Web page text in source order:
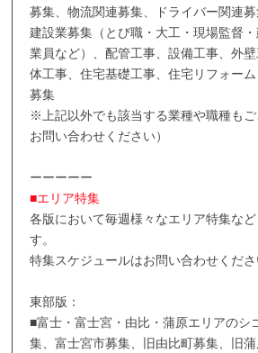
募集、物流関連募集、ドライバー関連
建設業募集（とび職・大工・現場監督
業員など）、配管工事、設備工事、外
体工事、住宅基礎工事、住宅リフォー
募集
※上記以外でも該当する業種や職種も
お問い合わせください）
ーーーーー
■エリア特集
各版において毎週様々なエリア特集な
す。
特集スケジュールはお問い合わせくださ
東部版：
■富士・富士宮・由比・蒲原エリアのシ
集、富士宮市募集、旧由比町募集、旧蒲